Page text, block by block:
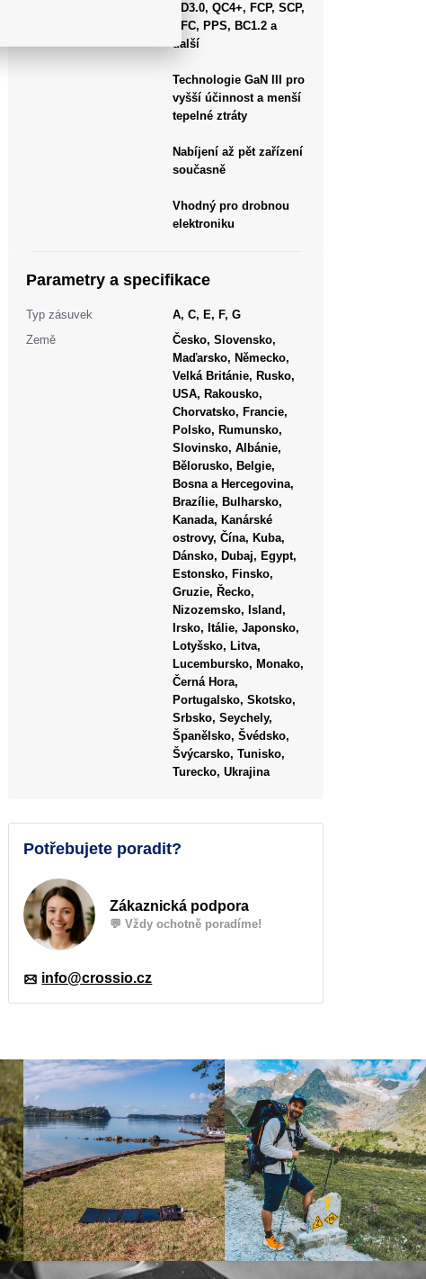
PD3.0, QC4+, FCP, SCP,
AFC, PPS, BC1.2 a
další
Technologie GaN III pro
vyšší účinnost a menší
tepelné ztráty
Nabíjení až pět zařízení
současně
Vhodný pro drobnou
elektroniku
Parametry a specifikace
Typ zásuvek
A, C, E, F, G
Země
Česko, Slovensko,
Maďarsko, Německo,
Velká Británie, Rusko,
USA, Rakousko,
Chorvatsko, Francie,
Polsko, Rumunsko,
Slovinsko, Albánie,
Bělorusko, Belgie,
Bosna a Hercegovina,
Brazílie, Bulharsko,
Kanada, Kanárské
ostrovy, Čína, Kuba,
Dánsko, Dubaj, Egypt,
Estonsko, Finsko,
Gruzie, Řecko,
Nizozemsko, Island,
Irsko, Itálie, Japonsko,
Lotyšsko, Litva,
Lucembursko, Monako,
Černá Hora,
Portugalsko, Skotsko,
Srbsko, Seychely,
Španělsko, Švédsko,
Švýcarsko, Tunisko,
Turecko, Ukrajina
Potřebujete poradit?
Zákaznická podpora
💬 Vždy ochotně poradíme!
info@crossio.cz